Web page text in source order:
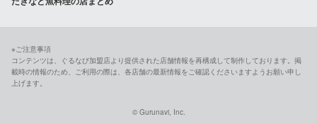
※ご注意事項
コンテンツは、ぐるなび加盟店より提供された店舗情報を再構成して制作しております。掲
載時の情報のため、ご利用の際は、各店舗の最新情報をご確認くださいますようお願い申し
上げます。
© Gurunavi, Inc.